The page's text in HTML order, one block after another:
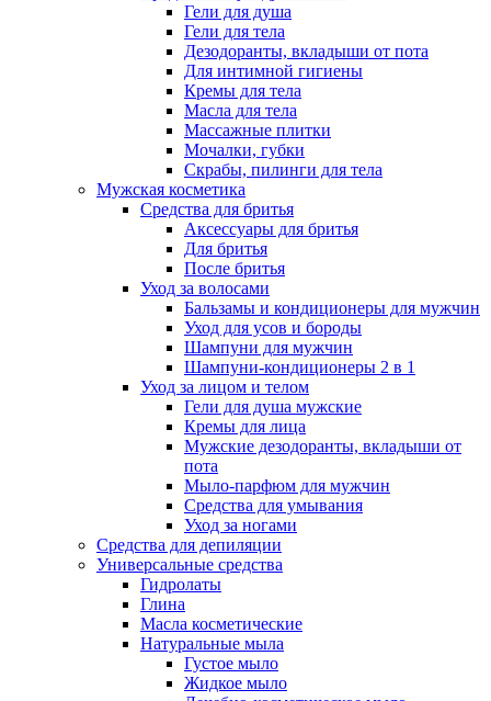
Гели для душа
Гели для тела
Дезодоранты, вкладыши от пота
Для интимной гигиены
Кремы для тела
Масла для тела
Массажные плитки
Мочалки, губки
Скрабы, пилинги для тела
Мужская косметика
Средства для бритья
Аксессуары для бритья
Для бритья
После бритья
Уход за волосами
Бальзамы и кондиционеры для мужчин
Уход для усов и бороды
Шампуни для мужчин
Шампуни-кондиционеры 2 в 1
Уход за лицом и телом
Гели для душа мужские
Кремы для лица
Мужские дезодоранты, вкладыши от
пота
Мыло-парфюм для мужчин
Средства для умывания
Уход за ногами
Средства для депиляции
Универсальные средства
Гидролаты
Глина
Масла косметические
Натуральные мыла
Густое мыло
Жидкое мыло